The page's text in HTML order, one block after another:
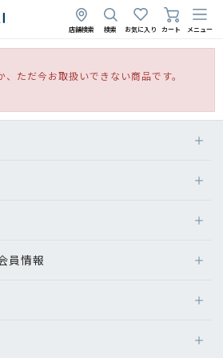
店舗検索 検索 お気に入り カート メニュー
ただ今お取扱いできない商品です。
員情報